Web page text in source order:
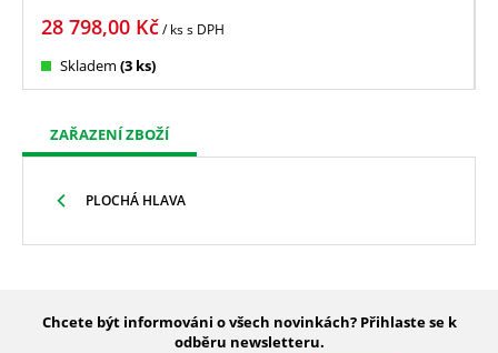
28 798,00 Kč/ kss DPH
Skladem (3 ks)
ZAŘAZENÍ ZBOŽÍ
PLOCHÁ HLAVA
Chcete být informováni o všech novinkách? Přihlaste se k
odběru newsletteru.